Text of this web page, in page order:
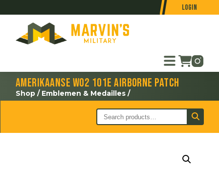
Login
Amerikaanse WO2 101e Airborne patch
Shop / Emblemen & Medailles /